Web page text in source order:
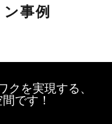
事例
クを実現する、
です！